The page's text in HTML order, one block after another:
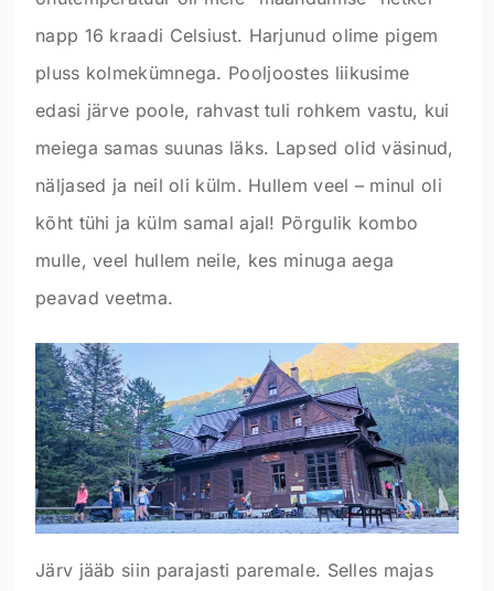
napp 16 kraadi Celsiust. Harjunud olime pigem
pluss kolmekümnega. Pooljoostes liikusime
edasi järve poole, rahvast tuli rohkem vastu, kui
meiega samas suunas läks. Lapsed olid väsinud,
näljased ja neil oli külm. Hullem veel – minul oli
kõht tühi ja külm samal ajal! Põrgulik kombo
mulle, veel hullem neile, kes minuga aega
peavad veetma.
Järv jääb siin parajasti paremale. Selles majas